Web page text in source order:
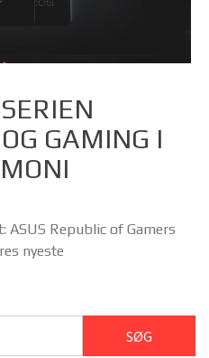
GAMING I
ASUS Republic of Gamers
nyeste